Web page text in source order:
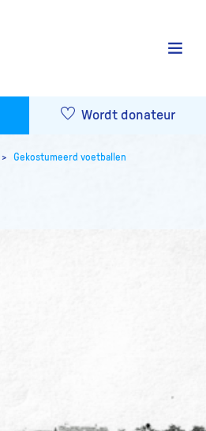
Wordt donateur
Gekostumeerd voetballen